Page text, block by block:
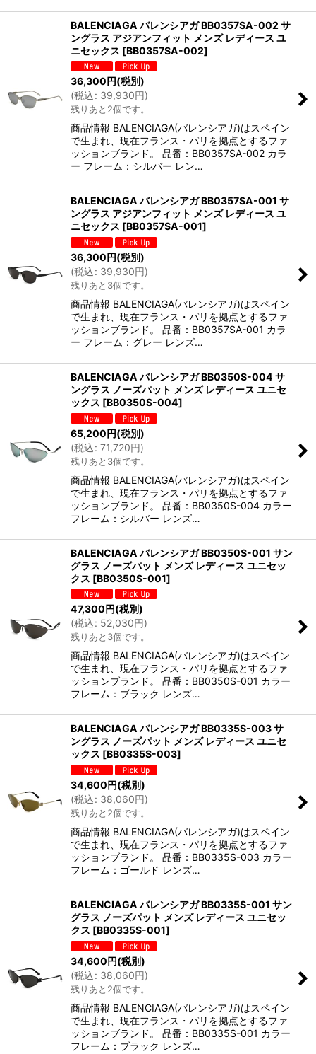
BALENCIAGA バレンシアガ BB0357SA-002 サ
ングラス アジアンフィット メンズ レディース ユ
ニセックス [BB0357SA-002]
36,300円(税別)
(税込: 39,930円)
残りあと2個です。
商品情報 BALENCIAGA(バレンシアガ)はスペイン
で生まれ、現在フランス・パリを拠点とするファ
ッションブランド。 品番：BB0357SA-002 カラ
ー フレーム：シルバー レン…
BALENCIAGA バレンシアガ BB0357SA-001 サ
ングラス アジアンフィット メンズ レディース ユ
ニセックス [BB0357SA-001]
36,300円(税別)
(税込: 39,930円)
残りあと3個です。
商品情報 BALENCIAGA(バレンシアガ)はスペイン
で生まれ、現在フランス・パリを拠点とするファ
ッションブランド。 品番：BB0357SA-001 カラ
ー フレーム：グレー レンズ…
BALENCIAGA バレンシアガ BB0350S-004 サ
ングラス ノーズパット メンズ レディース ユニセ
ックス [BB0350S-004]
65,200円(税別)
(税込: 71,720円)
残りあと3個です。
商品情報 BALENCIAGA(バレンシアガ)はスペイン
で生まれ、現在フランス・パリを拠点とするファ
ッションブランド。 品番：BB0350S-004 カラー
フレーム：シルバー レンズ…
BALENCIAGA バレンシアガ BB0350S-001 サン
グラス ノーズパット メンズ レディース ユニセッ
クス [BB0350S-001]
47,300円(税別)
(税込: 52,030円)
残りあと3個です。
商品情報 BALENCIAGA(バレンシアガ)はスペイン
で生まれ、現在フランス・パリを拠点とするファ
ッションブランド。 品番：BB0350S-001 カラー
フレーム：ブラック レンズ…
BALENCIAGA バレンシアガ BB0335S-003 サ
ングラス ノーズパット メンズ レディース ユニセ
ックス [BB0335S-003]
34,600円(税別)
(税込: 38,060円)
残りあと2個です。
商品情報 BALENCIAGA(バレンシアガ)はスペイン
で生まれ、現在フランス・パリを拠点とするファ
ッションブランド。 品番：BB0335S-003 カラー
フレーム：ゴールド レンズ…
BALENCIAGA バレンシアガ BB0335S-001 サン
グラス ノーズパット メンズ レディース ユニセッ
クス [BB0335S-001]
34,600円(税別)
(税込: 38,060円)
残りあと2個です。
商品情報 BALENCIAGA(バレンシアガ)はスペイン
で生まれ、現在フランス・パリを拠点とするファ
ッションブランド。 品番：BB0335S-001 カラー
フレーム：ブラック レンズ…